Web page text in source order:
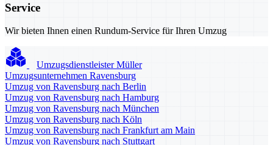
Service
Wir bieten Ihnen einen Rundum-Service für Ihren Umzug
Umzugsdienstleister Müller
Umzugsunternehmen Ravensburg
Umzug von Ravensburg nach Berlin
Umzug von Ravensburg nach Hamburg
Umzug von Ravensburg nach München
Umzug von Ravensburg nach Köln
Umzug von Ravensburg nach Frankfurt am Main
Umzug von Ravensburg nach Stuttgart